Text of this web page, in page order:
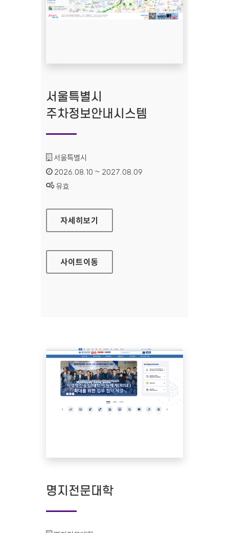
서울특별시
주차정보안내시스템
기관명 :
서울특별시
인증기간 :
2026.08.10 ~ 2027.08.09
상태 :
유효
서울특별시 주차정보안내시스템
자세히보기
사이트이동
명지전문대학